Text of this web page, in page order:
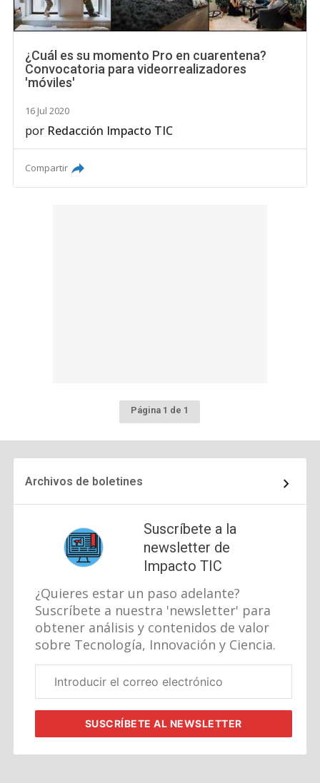
¿Cuál es su momento Pro en cuarentena?
Convocatoria para videorrealizadores
'móviles'
16 Jul 2020
por Redacción Impacto TIC
Compartir
Página 1 de 1
Archivos de boletines
Suscríbete a la
newsletter de
Impacto TIC
¿Quieres estar un paso adelante?
Suscríbete a nuestra 'newsletter' para
obtener análisis y contenidos de valor
sobre Tecnología, Innovación y Ciencia.
electrónico
SUSCRÍBETEAL NEWSLETTER